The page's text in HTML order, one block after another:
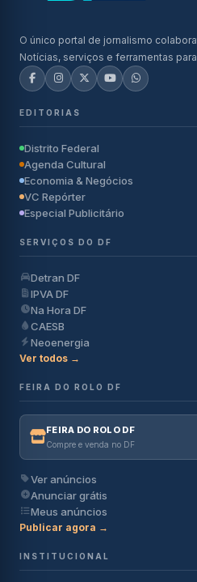
O único portal de jornalismo
Notícias, serviços e ferramentas
EDITORIAS
Distrito Federal
Agenda Cultural
Economia & Negócios
VC Repórter
Especial Publicitário
SERVIÇOS DO DF
Detran DF
IPVA DF
Na Hora DF
CAESB
Neoenergia
Ver todos →
FEIRA DO ROLO DF
FEIRA DO ROLO DF
Compre e venda no DF
Ver anúncios
Anunciar grátis
Meus anúncios
Publicar agora →
INSTITUCIONAL